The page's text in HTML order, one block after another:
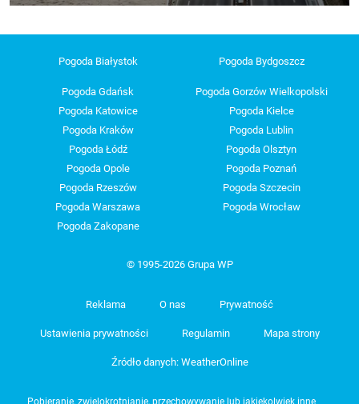
Pogoda Białystok Pogoda Bydgoszcz
Pogoda Gdańsk
Pogoda Gorzów Wielkopolski
Pogoda Katowice
Pogoda Kielce
Pogoda Kraków
Pogoda Lublin
Pogoda Łódź
Pogoda Olsztyn
Pogoda Opole
Pogoda Poznań
Pogoda Rzeszów
Pogoda Szczecin
Pogoda Warszawa
Pogoda Wrocław
Pogoda Zakopane
© 1995-2026 Grupa WP
Reklama O nas Prywatność
Ustawienia prywatności Regulamin Mapa strony
Źródło danych: WeatherOnline
Pobieranie, zwielokrotnianie, przechowywanie lub jakiekolwiek inne